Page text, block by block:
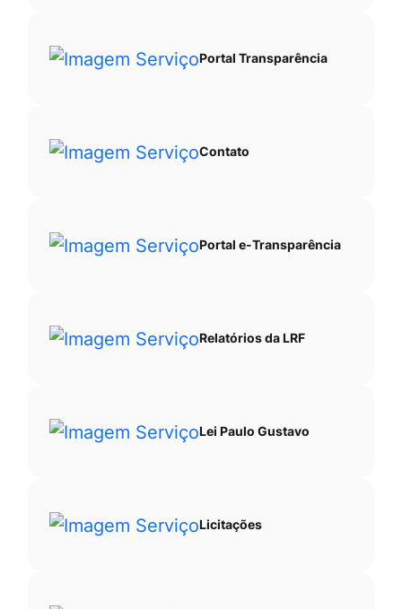
Portal Transparência
Contato
Portal e-Transparência
Relatórios da LRF
Lei Paulo Gustavo
Licitações